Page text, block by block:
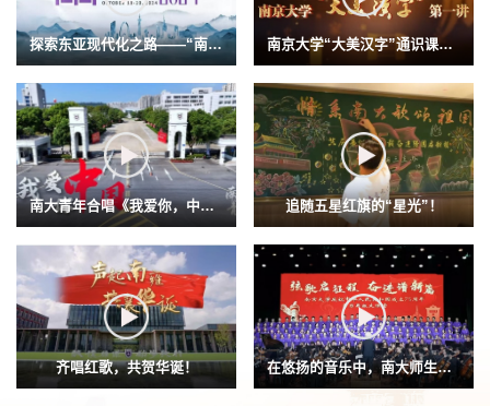
探索东亚现代化之路——“南京... 南京大学“大美汉字”通识课第...
南大青年合唱《我爱你，中国》 追随五星红旗的“星光”！
齐唱红歌，共贺华诞！ 在悠扬的音乐中，南大师生绽放...